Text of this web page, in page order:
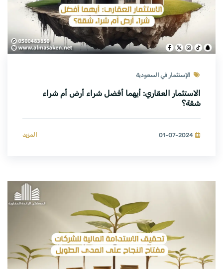
الإستثمار في السعودية
الاستثمار العقاري: أيهما أفضل شراء أرض أم شراء
شقة؟
01-07-2024 المزيد